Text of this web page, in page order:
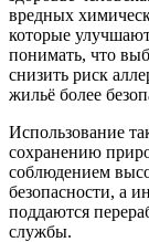
вредных
которые
понимать, что
снизить риск
жильё более
Использование
сохранению
соблюдением
безопасности, а
поддаются
службы.